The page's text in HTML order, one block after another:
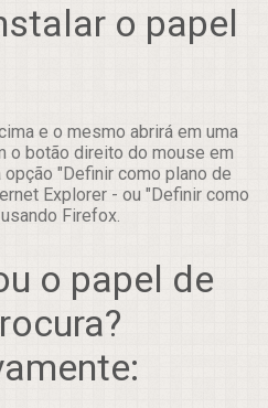
o papel
e o mesmo abrirá em uma
o botão direito do mouse em
"Definir como plano de
Explorer - ou "Definir como
Firefox.
o papel de